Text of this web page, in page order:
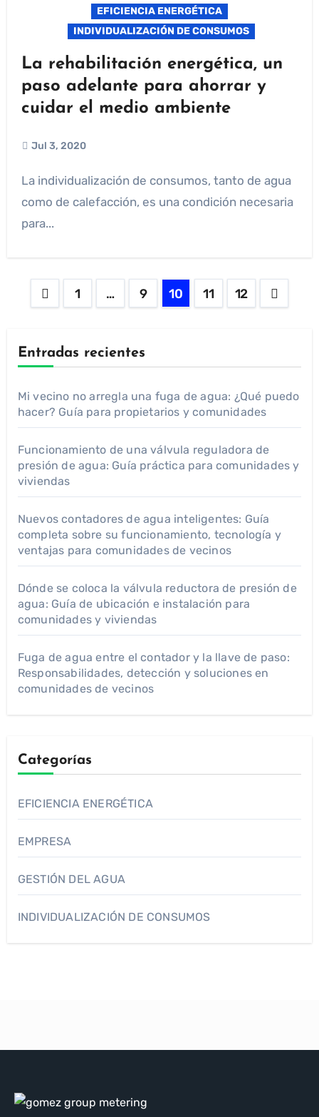
EFICIENCIA ENERGÉTICA
INDIVIDUALIZACIÓN DE CONSUMOS
La rehabilitación energética, un
paso adelante para ahorrar y
cuidar el medio ambiente
Jul 3, 2020
La individualización de consumos, tanto de agua
como de calefacción, es una condición necesaria
para...
1 … 9 10 11 12
Entradas recientes
Mi vecino no arregla una fuga de agua: ¿Qué puedo
hacer? Guía para propietarios y comunidades
Funcionamiento de una válvula reguladora de
presión de agua: Guía práctica para comunidades y
viviendas
Nuevos contadores de agua inteligentes: Guía
completa sobre su funcionamiento, tecnología y
ventajas para comunidades de vecinos
Dónde se coloca la válvula reductora de presión de
agua: Guía de ubicación e instalación para
comunidades y viviendas
Fuga de agua entre el contador y la llave de paso:
Responsabilidades, detección y soluciones en
comunidades de vecinos
Categorías
EFICIENCIA ENERGÉTICA
EMPRESA
GESTIÓN DEL AGUA
INDIVIDUALIZACIÓN DE CONSUMOS